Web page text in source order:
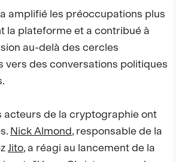
amplifié les préoccupations plus
la plateforme et a contribué à
au-delà des cercles
des conversations politiques
acteurs de la cryptographie ont
Nick Almond, responsable de la
Jito, a réagi au lancement de la